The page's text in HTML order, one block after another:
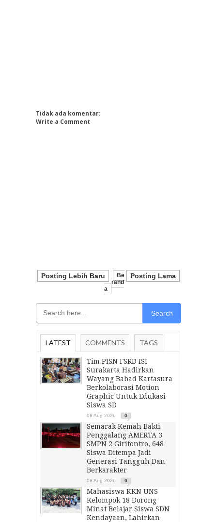
Tidak ada komentar:
Write a Comment
Posting Lebih Baru Posting Lama
Be
Rand
A
Search
LATEST COMMENTS TAGS
Tim PISN FSRD ISI
Surakarta Hadirkan
Wayang Babad Kartasura
Berkolaborasi Motion
Graphic Untuk Edukasi
Siswa SD
08 Aug 2026 0
Semarak Kemah Bakti
Penggalang AMERTA 3
SMPN 2 Giritontro, 648
Siswa Ditempa Jadi
Generasi Tangguh Dan
Berkarakter
08 Aug 2026 0
Mahasiswa KKN UNS
Kelompok 18 Dorong
Minat Belajar Siswa SDN
Kendayaan, Lahirkan